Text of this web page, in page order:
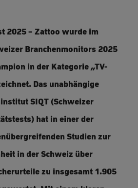
2025 – Zattoo wurde im
Branchenmonitors 2025
in der Kategorie „TV-
Das unabhängige
SIQT (Schweizer
hat in einer der
Studien zur
in der Schweiz über
zu insgesamt 1.905